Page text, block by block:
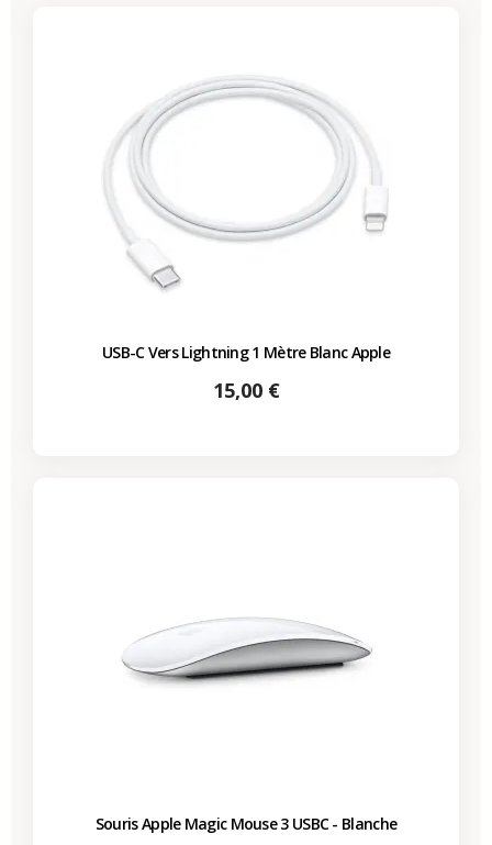
USB-C Vers Lightning 1 Mètre Blanc Apple
Prix
15,00 €
Souris Apple Magic Mouse 3 USBC - Blanche